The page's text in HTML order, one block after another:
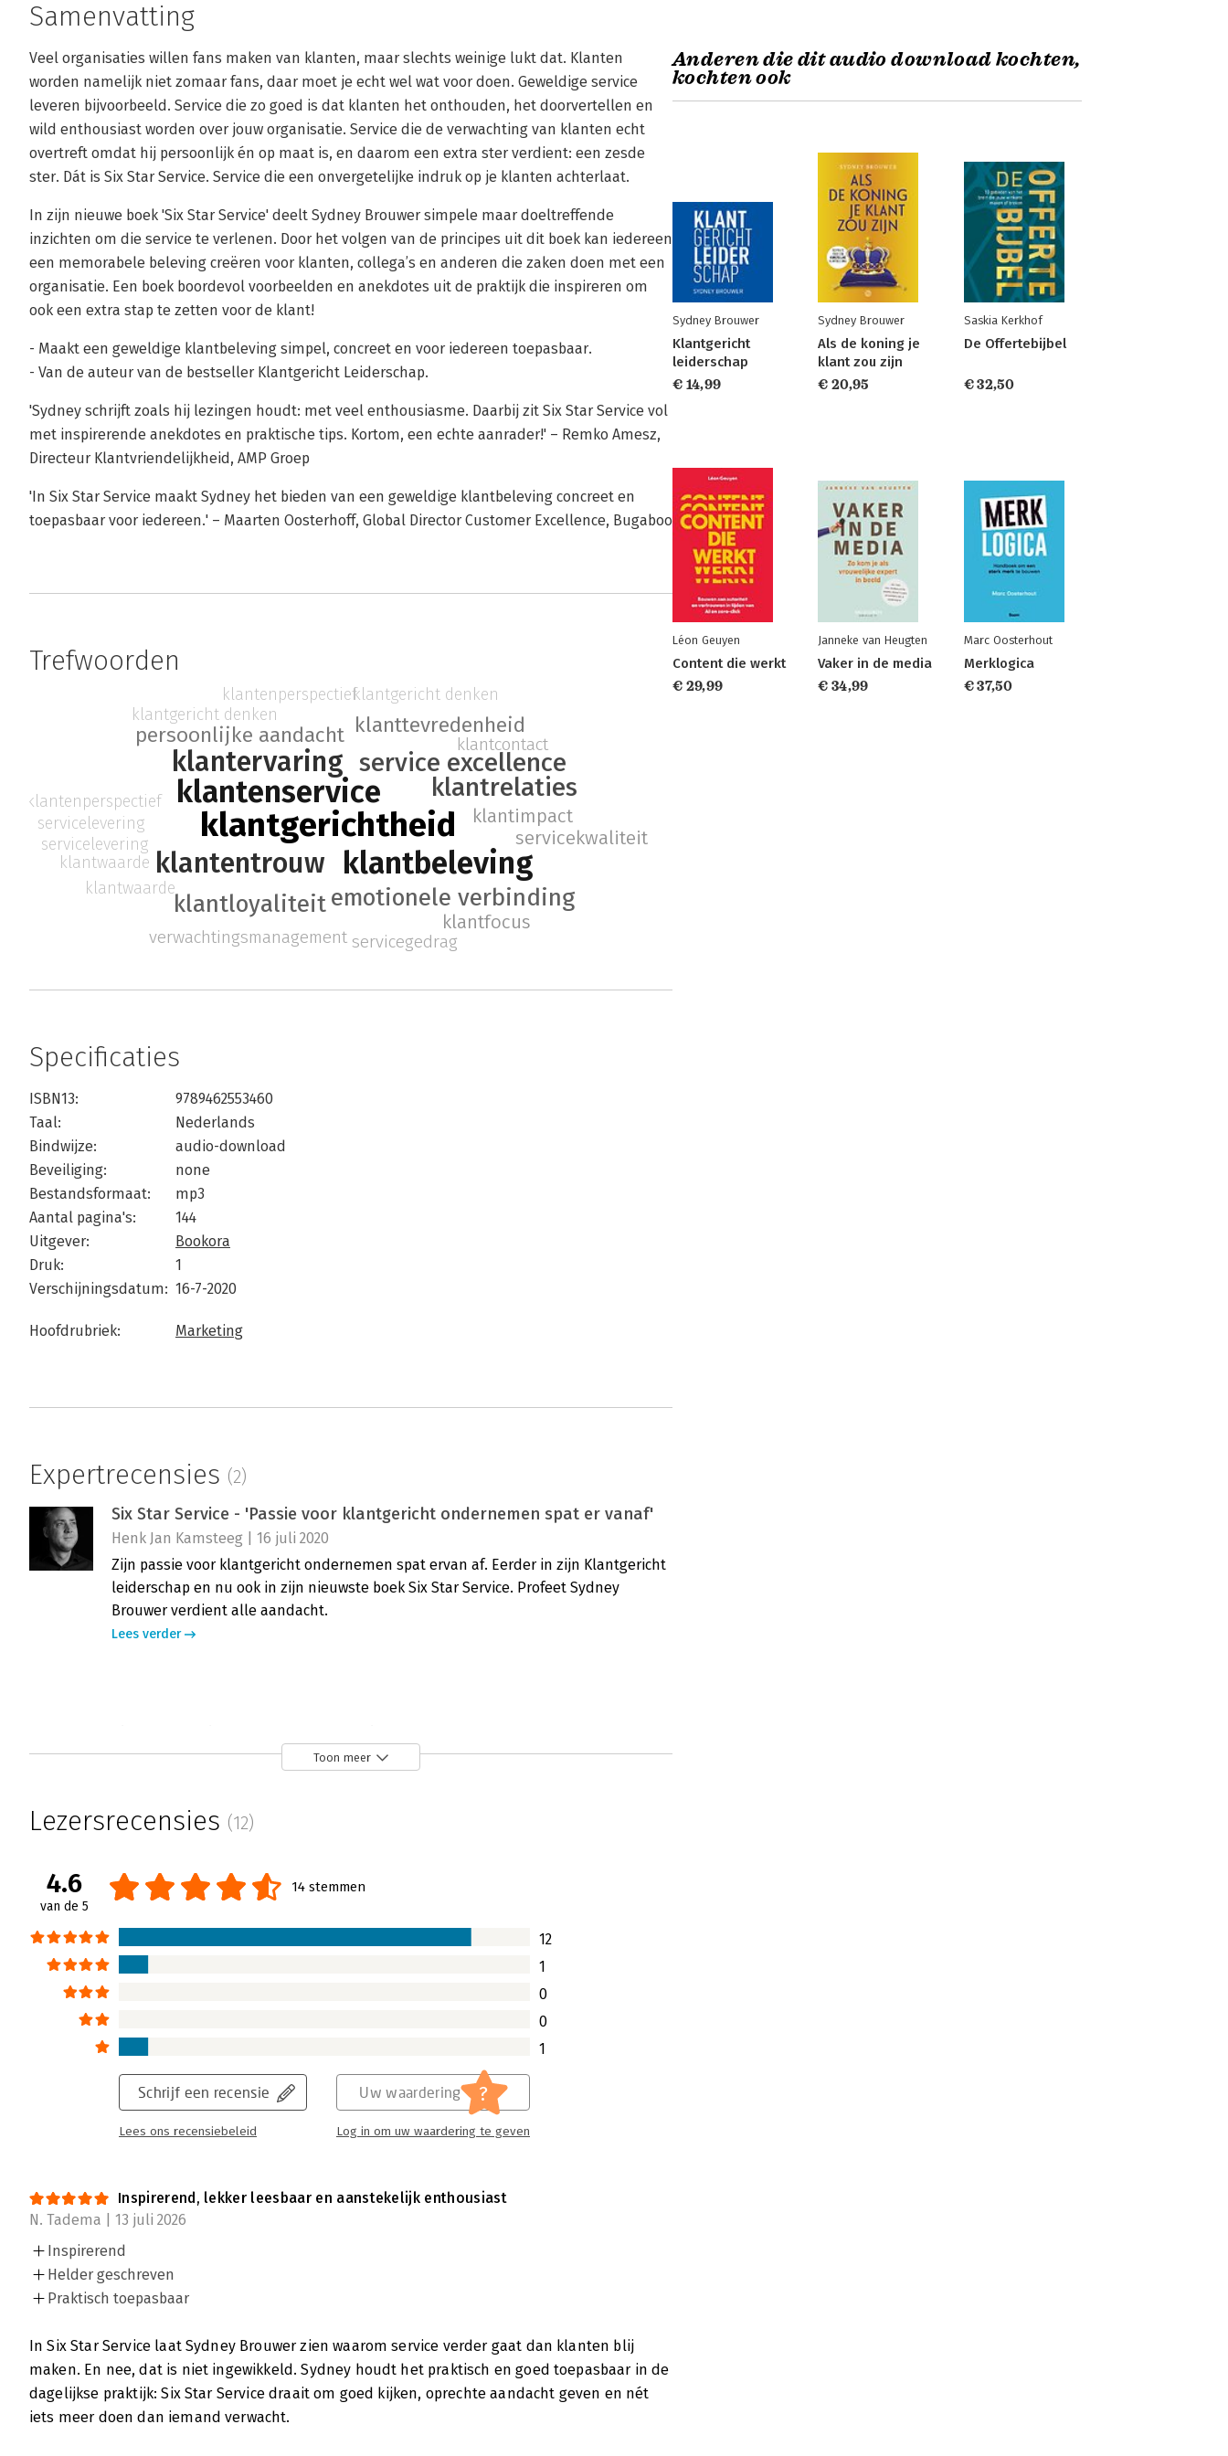
Samenvatting
Veel organisaties willen fans maken van klanten, maar slechts weinige lukt dat. Klanten
worden namelijk niet zomaar fans, daar moet je echt wel wat voor doen. Geweldige service
leveren bijvoorbeeld. Service die zo goed is dat klanten het onthouden, het doorvertellen en
wild enthousiast worden over jouw organisatie. Service die de verwachting van klanten echt
overtreft omdat hij persoonlijk én op maat is, en daarom een extra ster verdient: een zesde
ster. Dát is Six Star Service. Service die een onvergetelijke indruk op je klanten achterlaat.
In zijn nieuwe boek 'Six Star Service' deelt Sydney Brouwer simpele maar doeltreffende
inzichten om die service te verlenen. Door het volgen van de principes uit dit boek kan iedereen
een memorabele beleving creëren voor klanten, collega’s en anderen die zaken doen met een
organisatie. Een boek boordevol voorbeelden en anekdotes uit de praktijk die inspireren om
ook een extra stap te zetten voor de klant!
- Maakt een geweldige klantbeleving simpel, concreet en voor iedereen toepasbaar.
- Van de auteur van de bestseller Klantgericht Leiderschap.
'Sydney schrijft zoals hij lezingen houdt: met veel enthousiasme. Daarbij zit Six Star Service vol
met inspirerende anekdotes en praktische tips. Kortom, een echte aanrader!' – Remko Amesz,
Directeur Klantvriendelijkheid, AMP Groep
'In Six Star Service maakt Sydney het bieden van een geweldige klantbeleving concreet en
toepasbaar voor iedereen.' – Maarten Oosterhoff, Global Director Customer Excellence, Bugaboo
Trefwoorden
klantgerichtheid
klantenservice
klantbeleving
klantentrouw
klantervaring service excellence
klantrelaties
emotionele verbinding
klantloyaliteit
persoonlijke aandacht klanttevredenheid
klantimpact
servicekwaliteit
klantfocus
servicegedrag
verwachtingsmanagement
klantcontact
servicelevering
klantenperspectief
klantgericht denken
klantwaarde
servicelevering
klantenperspectiefklantgericht denken
klantwaarde
Specificaties
ISBN13:
9789462553460
Taal:
Nederlands
Bindwijze:
audio-download
Beveiliging:
none
Bestandsformaat:
mp3
Aantal pagina's:
144
Uitgever:
Bookora
Druk:
1
Verschijningsdatum: 16-7-2020
Hoofdrubriek: Marketing
Expertrecensies (2)
Six Star Service - 'Passie voor klantgericht ondernemen spat er vanaf'
Henk Jan Kamsteeg | 16 juli 2020
Zijn passie voor klantgericht ondernemen spat ervan af. Eerder in zijn Klantgericht
leiderschap en nu ook in zijn nieuwste boek Six Star Service. Profeet Sydney
Brouwer verdient alle aandacht.
Lees verder
Sjors van Leeuwen | 15 juli 2020
Klanten worden niet zomaar fan, daar moet je wel wat voor doen. Bijvoorbeeld het
leveren van een geweldige service waar klanten écht blij van worden. Sydney
klanten fans voor het leven maakt.
Lees verder
Toon meer
Lezersrecensies (12)
4.6
van de 5
14 stemmen
12
1
0
0
1
Schrijf een recensie
Lees ons recensiebeleid
Uw waardering ?
Log in om uw waardering te geven
Inspirerend, lekker leesbaar en aanstekelijk enthousiast
N. Tadema | 13 juli 2026
Inspirerend
Helder geschreven
Praktisch toepasbaar
In Six Star Service laat Sydney Brouwer zien waarom service verder gaat dan klanten blij
maken. En nee, dat is niet ingewikkeld. Sydney houdt het praktisch en goed toepasbaar in de
dagelijkse praktijk: Six Star Service draait om goed kijken, oprechte aandacht geven en nét
iets meer doen dan iemand verwacht.
Anderen die dit audio download kochten,
kochten ook
Sydney Brouwer
Klantgericht
leiderschap
€ 14,99
Sydney Brouwer
Als de koning je
klant zou zijn
€ 20,95
Saskia Kerkhof
De Offertebijbel
€ 32,50
Léon Geuyen
Content die werkt
€ 29,99
Janneke van Heugten
Vaker in de media
€ 34,99
Marc Oosterhout
Merklogica
€ 37,50